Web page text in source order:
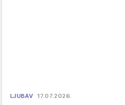
LJUBAV 17.07.2026.